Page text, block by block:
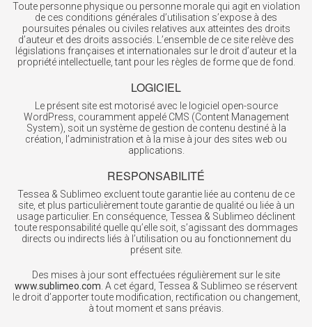
Toute personne physique ou personne morale qui agit en violation
de ces conditions générales d’utilisation s’expose à des
poursuites pénales ou civiles relatives aux atteintes des droits
d’auteur et des droits associés. L’ensemble de ce site relève des
législations françaises et internationales sur le droit d’auteur et la
propriété intellectuelle, tant pour les règles de forme que de fond.
LOGICIEL
Le présent site est motorisé avec le logiciel open-source
WordPress, couramment appelé CMS (Content Management
System), soit un système de gestion de contenu destiné à la
création, l’administration et à la mise à jour des sites web ou
applications.
RESPONSABILITÉ
Tessea & Sublimeo excluent toute garantie liée au contenu de ce
site, et plus particulièrement toute garantie de qualité ou liée à un
usage particulier. En conséquence, Tessea & Sublimeo déclinent
toute responsabilité quelle qu’elle soit, s’agissant des dommages
directs ou indirects liés à l’utilisation ou au fonctionnement du
présent site.
Des mises à jour sont effectuées régulièrement sur le site
www.sublimeo.com . A cet égard, Tessea & Sublimeo se réservent
le droit d’apporter toute modification, rectification ou changement,
à tout moment et sans préavis.